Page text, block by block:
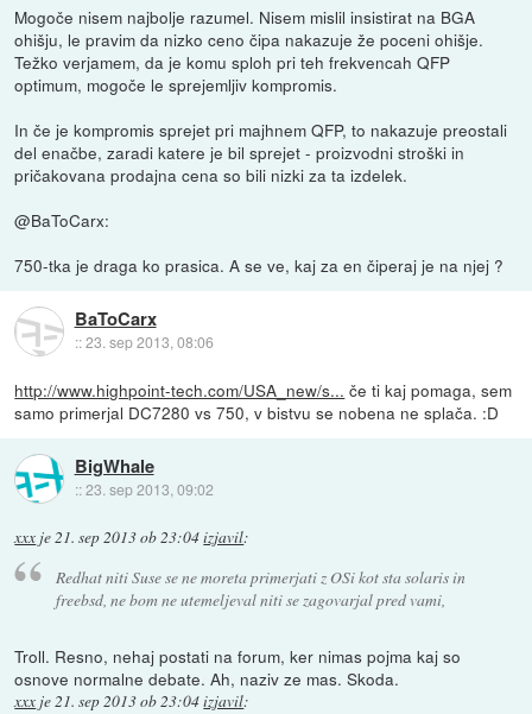
Mogoče nisem najbolje razumel. Nisem mislil insistirat na BGA
ohišju, le pravim da nizko ceno čipa nakazuje že poceni ohišje.
Težko verjamem, da je komu sploh pri teh frekvencah QFP
optimum, mogoče le sprejemljiv kompromis.
In če je kompromis sprejet pri majhnem QFP, to nakazuje preostali
del enačbe, zaradi katere je bil sprejet - proizvodni stroški in
pričakovana prodajna cena so bili nizki za ta izdelek.
@BaToCarx:
750-tka je draga ko prasica. A se ve, kaj za en čiperaj je na njej ?
BaToCarx
::23. sep 2013, 08:06
http://www.highpoint-tech.com/USA_new/s... če ti kaj pomaga, sem
samo primerjal DC7280 vs 750, v bistvu se nobena ne splača. :D
BigWhale
::23. sep 2013, 09:02
xxx je21. sep 2013 ob 23:04izjavil:
Redhat niti Suse se ne moreta primerjati z OSi kot sta solaris in
freebsd, ne bom ne utemeljeval niti se zagovarjal pred vami,
Troll. Resno, nehaj postati na forum, ker nimas pojma kaj so
osnove normalne debate. Ah, naziv ze mas. Skoda.
xxx je21. sep 2013 ob 23:04izjavil: